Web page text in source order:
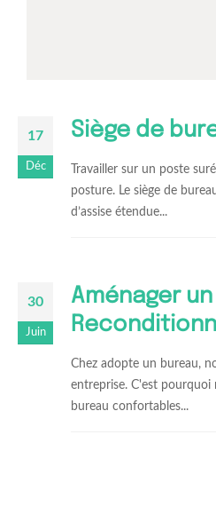
17
Déc
Siège de
Travailler sur un poste
posture. Le siège de
d’assise étendue...
30
Juin
Aménager
Chez adopte un bureau,
entreprise. C'est pourquoi
bureau confortables...